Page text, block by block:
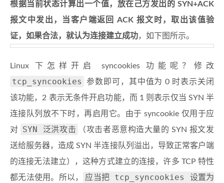
根据当前状态计算出一个值，放在己方发出的 SYN+ACK
报文中发出，当客户端返回 ACK 报文时，取出该值验
证，如果合法，就认为连接建立成功，如下图所示。
Linux 下怎样开启 syncookies 功能呢？修改
tcp_syncookies
参数即可，其中值为 0 时表示关闭
该功能，2 表示无条件开启功能，而 1 则表示仅当 SYN 半
连接队列放不下时，再启用它。由于 syncookie 仅用于应
对
SYN 泛洪攻击
（攻击者恶意构造大量的 SYN 报文发
送给服务器，造成 SYN 半连接队列溢出，导致正常客户端
的连接无法建立），这种方式建立的连接，许多 TCP 特性
都无法使用。所以，
应当把 tcp_syncookies 设置为